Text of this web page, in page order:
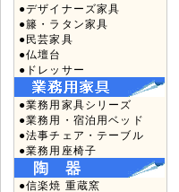
●デザイナーズ家具
●籐・ラタン家具
●民芸家具
●仏壇台
●ドレッサー
●業務用家具シリーズ
●業務用・宿泊用ベッド
●法事チェア・テーブル
●業務用座椅子
●信楽焼 重蔵窯